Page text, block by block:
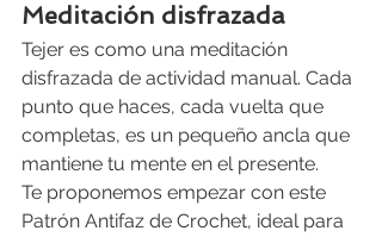
Meditación disfrazada
Tejer es como una meditación
disfrazada de actividad manual. Cada
punto que haces, cada vuelta que
completas, es un pequeño ancla que
mantiene tu mente en el presente.
Te proponemos empezar con este
Patrón Antifaz de Crochet, ideal para